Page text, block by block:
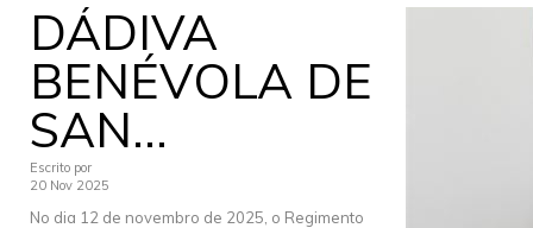
DÁDIVA
BENÉVOLA DE
SAN...
Escrito por
20 Nov 2025
No dia 12 de novembro de 2025, o Regimento